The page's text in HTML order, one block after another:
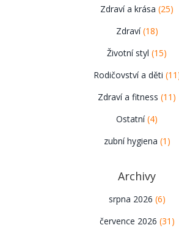
Zdraví a krása (25)
Zdraví(18)
Životní styl (15)
Rodičovství a děti
Zdraví a fitness (11)
Ostatní(4)
zubní hygiena (1)
Archivy
srpna 2026 (6)
července 2026 (31)